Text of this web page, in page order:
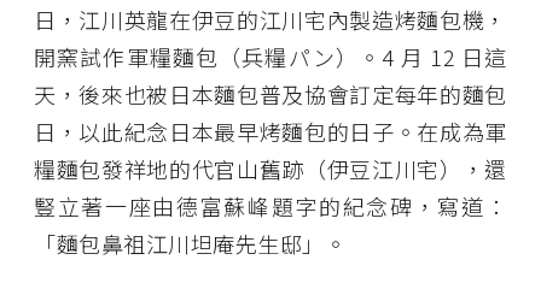
日，江川英龍在伊豆的江川宅內製造烤麵包機，
開窯試作軍糧麵包（兵糧パン）。4 月 12 日這
天，後來也被日本麵包普及協會訂定每年的麵包
日，以此紀念日本最早烤麵包的日子。在成為軍
糧麵包發祥地的代官山舊跡（伊豆江川宅），還
豎立著一座由德富蘇峰題字的紀念碑，寫道：
「麵包鼻祖江川坦庵先生邸」。